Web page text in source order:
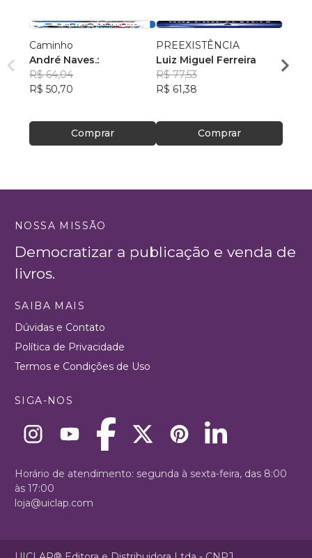
Caminho
André Naves.:
R$ 64,04
R$ 50,70
Comprar
PREEXISTÊNCIA
Luiz Miguel Ferreira
R$ 77,53
R$ 61,38
Comprar
NOSSA MISSÃO
Democratizar a publicação e venda de
livros.
SAIBA MAIS
Dúvidas e Contato
Política de Privacidade
Termos e Condições de Uso
SIGA-NOS
Horário de atendimento: segunda à sexta-feira, das 8:00
às 17:00
loja@uiclap.com